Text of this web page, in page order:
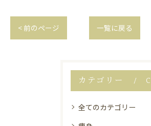
< 前のページ 一覧に戻る
カテゴリー
全てのカテゴリー